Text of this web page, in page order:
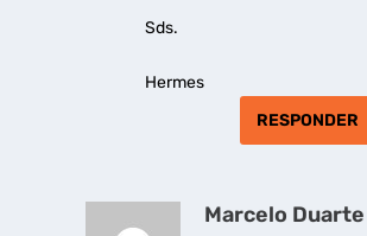
Sds.
Hermes
RESPONDER
Marcelo Duarte